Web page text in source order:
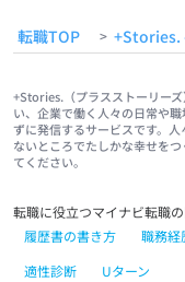
転職TOP > +Stories.
+Stories.（プラスストーリー
い、企業で働く人々の日常や
ずに発信するサービスです。
ないところでたしかな幸せを
てください。
転職に役立つマイナビ転職
履歴書の書き方
職務経
適性診断
Uターン